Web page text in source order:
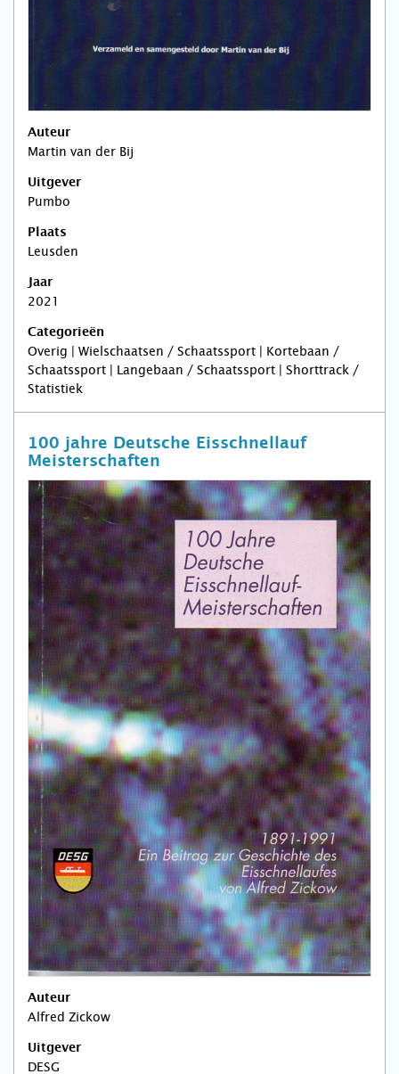
Auteur
Martin van der Bij
Uitgever
Pumbo
Plaats
Leusden
Jaar
2021
Categorieën
Overig | Wielschaatsen / Schaatssport | Kortebaan /
Schaatssport | Langebaan / Schaatssport | Shorttrack /
Statistiek
100 jahre Deutsche Eisschnellauf
Meisterschaften
Auteur
Alfred Zickow
Uitgever
DESG